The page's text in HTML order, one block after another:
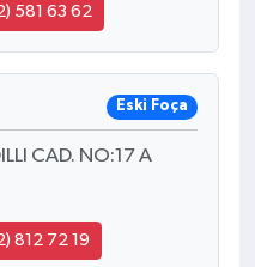
581 63 62
Eski Foça
CAD. NO:17 A
812 72 19